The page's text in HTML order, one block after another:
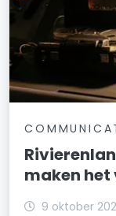
maken het
9 oktober